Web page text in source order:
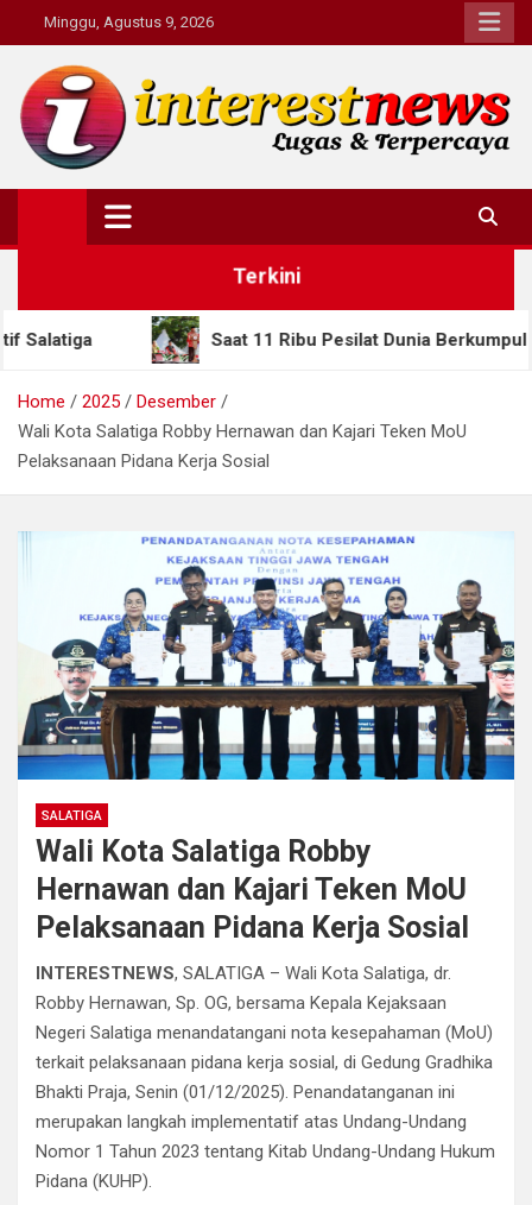
to
content
Minggu, Agustus 9, 2026
Interestnews.or.id
Terkini
Saat 11 Ribu Pesilat Dunia Berkumpul di Semarang,
Home 2025
Desember
Wali Kota Salatiga Robby Hernawan dan Kajari Teken MoU
Pelaksanaan Pidana Kerja Sosial
SALATIGA
Wali Kota Salatiga Robby
Hernawan dan Kajari Teken MoU
Pelaksanaan Pidana Kerja Sosial
INTERESTNEWS, SALATIGA – Wali Kota Salatiga, dr.
Robby Hernawan, Sp. OG, bersama Kepala Kejaksaan
Negeri Salatiga menandatangani nota kesepahaman (MoU)
terkait pelaksanaan pidana kerja sosial, di Gedung Gradhika
Bhakti Praja, Senin (01/12/2025). Penandatanganan ini
merupakan langkah implementatif atas Undang-Undang
Nomor 1 Tahun 2023 tentang Kitab Undang-Undang Hukum
Pidana (KUHP).